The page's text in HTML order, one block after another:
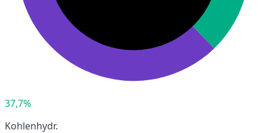
37,7%
Kohlenhydr.